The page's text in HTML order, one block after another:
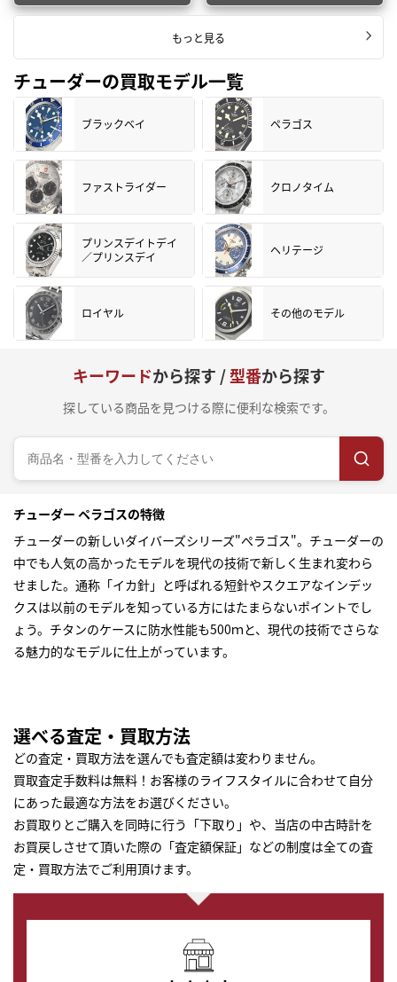
もっと見る
チューダーの買取モデル一覧
ブラックベイ ペラゴス
ファストライダー クロノタイム
プリンスデイトデイ
／プリンスデイ
ヘリテージ
ロイヤル その他のモデル
キーワードから探す /型番から探す
探している商品を見つける際に便利な検索です。
チューダー ペラゴスの特徴
チューダーの新しいダイバーズシリーズ"ぺラゴス"。チューダーの
中でも人気の高かったモデルを現代の技術で新しく生まれ変わら
せました。通称「イカ針」と呼ばれる短針やスクエアなインデッ
クスは以前のモデルを知っている方にはたまらないポイントでし
ょう。チタンのケースに防水性能も500ｍと、現代の技術でさらな
る魅力的なモデルに仕上がっています。
選べる査定・買取方法
どの査定・買取方法を選んでも査定額は変わりません。
買取査定手数料は無料！お客様のライフスタイルに合わせて自分
にあった最適な方法をお選びください。
お買取りとご購入を同時に行う「下取り」や、当店の中古時計を
お買戻しさせて頂いた際の「査定額保証」などの制度は全ての査
定・買取方法でご利用頂けます。